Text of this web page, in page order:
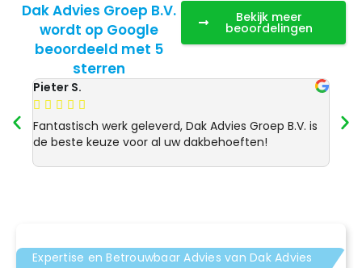
Dak Advies Groep B.V.
wordt op Google
beoordeeld met 5
sterren
Bekijk meer
beoordelingen
Pieter S.
    
Fantastisch werk geleverd, Dak Advies Groep B.V. is
de beste keuze voor al uw dakbehoeften!
Expertise en Betrouwbaar Advies van Dak Advies